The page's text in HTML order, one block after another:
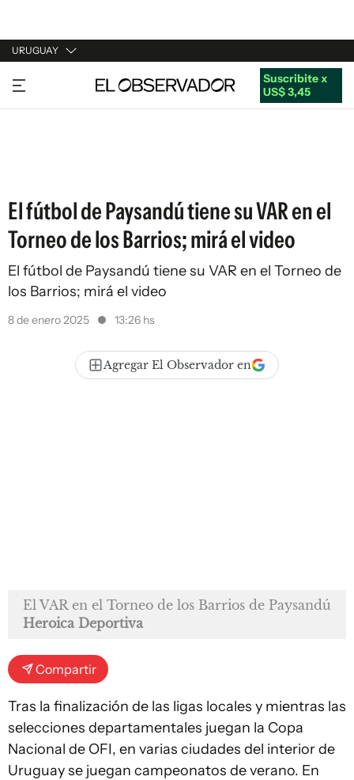
URUGUAY
URUGUAY
ARGENTINA
Suscribite x
US$ 3,45
El fútbol de Paysandú tiene su VAR en el
Torneo de los Barrios; mirá el video
El fútbol de Paysandú tiene su VAR en el Torneo de
los Barrios; mirá el video
8 de enero 2025 13:26 hs
Agregar El Observador en
El VAR en el Torneo de los Barrios de Paysandú
Heroica Deportiva
Compartir
Tras la finalización de las ligas locales y mientras las
selecciones departamentales juegan la Copa
Nacional de OFI, en varias ciudades del interior de
Uruguay se juegan campeonatos de verano. En